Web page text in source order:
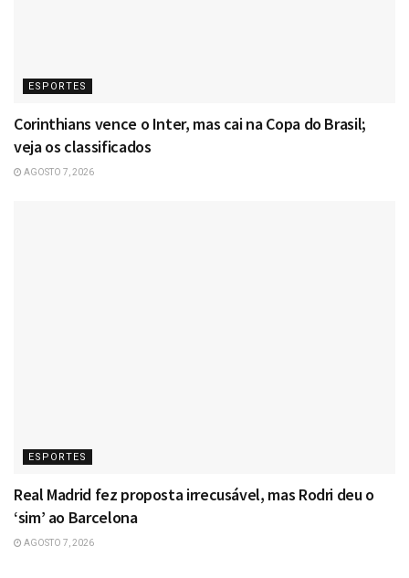
ESPORTES
Corinthians vence o Inter, mas cai na Copa do Brasil;
veja os classificados
AGOSTO 7, 2026
ESPORTES
Real Madrid fez proposta irrecusável, mas Rodri deu o
‘sim’ ao Barcelona
AGOSTO 7, 2026